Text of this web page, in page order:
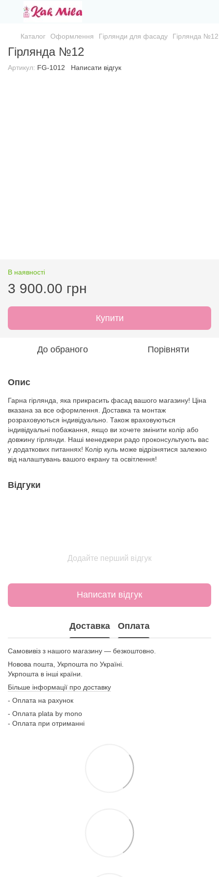
Каталог Оформлення Гірлянди для фасаду Гірлянда №12
Гірлянда №12
Артикул: FG-1012 Написати відгук
В наявності
3 900.00 грн
Купити
До обраного Порівняти
Опис
Гарна гірлянда, яка прикрасить фасад вашого магазину! Ціна
вказана за все оформлення. Доставка та монтаж
розраховуються індивідуально. Також враховуються
індивідуальні побажання, якщо ви хочете змінити колір або
довжину гірлянди. Наші менеджери радо проконсультують вас
у додаткових питаннях! Колір куль може відрізнятися залежно
від налаштувань вашого екрану та освітлення!
Відгуки
Додайте перший відгук
Написати відгук
Доставка Оплата
Самовивіз з нашого магазину — безкоштовно.
Новова пошта, Укрпошта по Україні.
Укрпошта в інші країни.
Більше інформації про доставку
- Оплата на рахунок
- Оплата plata by mono
- Оплата при отриманні